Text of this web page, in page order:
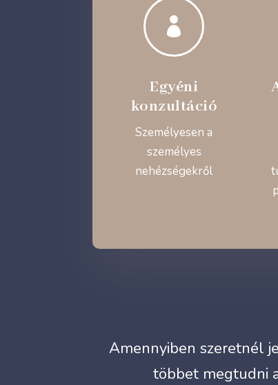

Egyéni
konzultáció
Személyesen a
személyes
nehézségekről
Amennyiben szeretnél
többet megtudni